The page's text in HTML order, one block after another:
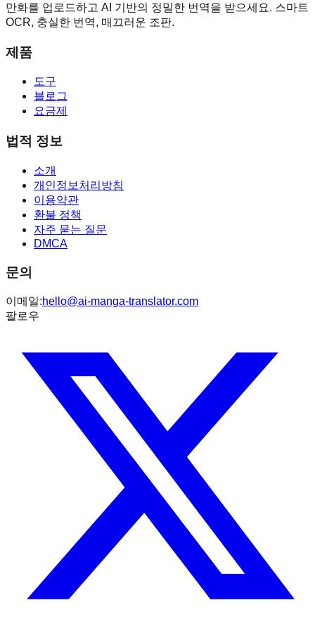
만화를 업로드하고 AI 기반의 정밀한 번역을 받으세요. 스마트
OCR, 충실한 번역, 매끄러운 조판.
제품
도구
블로그
요금제
법적 정보
소개
개인정보처리방침
이용약관
환불 정책
자주 묻는 질문
DMCA
문의
이메일:hello@ai-manga-translator.com
팔로우